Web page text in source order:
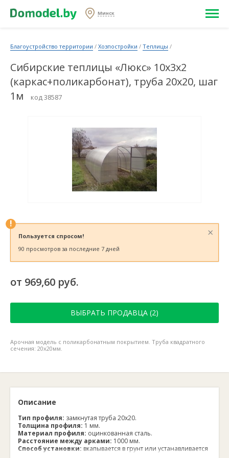
Минск
Благоустройство территории / Хозпостройки / Теплицы /
Сибирские теплицы «Люкс» 10х3х2
(каркас+поликарбонат), труба 20х20, шаг
1м
код 38587
!
×
Пользуется спросом!
90 просмотров за последние 7 дней
от 969,60 руб.
ВЫБРАТЬ ПРОДАВЦА (2)
Арочная модель с поликарбонатным покрытием. Труба квадратного
сечения: 20х20мм.
Описание
Тип профиля: замкнутая труба 20х20.
Толщина профиля: 1 мм.
Материал профиля: оцинкованная сталь.
Расстояние между арками: 1000 мм.
Способ установки: вкапывается в грунт или устанавливается